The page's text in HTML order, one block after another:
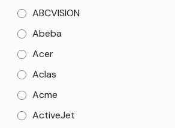
ABCVISION
Abeba
Acer
Aclas
Acme
ActiveJet